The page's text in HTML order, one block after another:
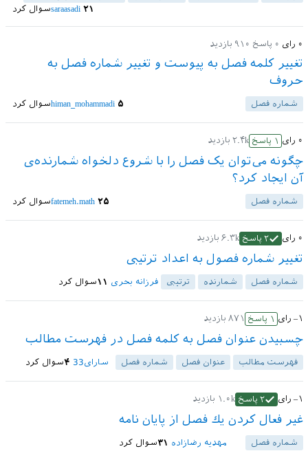
سوال کردsaraasadi ۲۱
۰ رای ۰ پاسخ ۹۱۰ بازدید
تغییر کلمه فصل به پیوست و تغییر شماره فصل به
حروف
شماره فصل سوال کردhiman_mohammadi ۵
۰ رای ۱ پاسخ ۲.۴k بازدید
چگونه می‌توان یک فصل را با شروع دلخواه شمارنده‌ی
آن ایجاد کرد؟
شماره فصل سوال کردfatemeh.math ۲۵
۰ رای ۲ پاسخ ۶.۳k بازدید
تغییر شماره فصول به اعداد ترتیبی
شماره فصل شمارنده ترتیبی سوال کرد فرزانه بحری ۱۱
–۱ رای ۱ پاسخ ۸۷۱ بازدید
چسبیدن عنوان فصل به کلمه فصل در فهرست مطالب
فهرست مطالب عنوان فصل شماره فصل سوال کرد سارای33 ۴
–۱ رای ۲ پاسخ ۱.۰k بازدید
غير فعال كردن يك فصل از پايان نامه
شماره فصل سوال کرد مهدیه رضازاده ۳۱